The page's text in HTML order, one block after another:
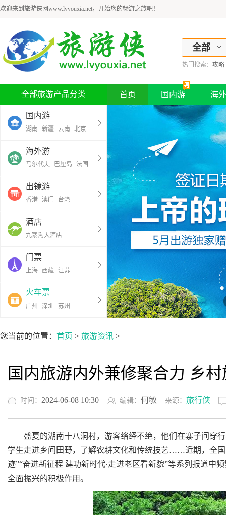
欢迎来到旅游侠网www.lvyouxia.net，开始您的畅游之旅吧！
全部
热门搜索： 攻略
全部旅游产品分类
国内游
湖南 新疆 云南 北京
海外游
马尔代夫 巴厘岛 法国
出镜游
香港 澳门 台湾
酒店
九寨沟大酒店
门票
上海 西藏 江苏
火车票
广州 深圳 苏州
首页 国内游 海
您当前的位置： 首页 > 旅游资讯 >
国内旅游内外兼修聚合力 乡
时间： 2024-06-08 10:30 编辑： 何敏 来源： 旅行侠
盛夏的湖南十八洞村，游客络绎不绝，他们在寨子间穿行
学生走进乡间田野，了解农耕文化和传统技艺……近期，全
迹”“奋进新征程 建功新时代·走进老区看新貌”等系列报道中
全面振兴的积极作用。